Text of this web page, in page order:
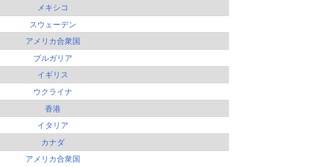
メキシコ
スウェーデン
アメリカ合衆国
ブルガリア
イギリス
ウクライナ
香港
イタリア
カナダ
アメリカ合衆国